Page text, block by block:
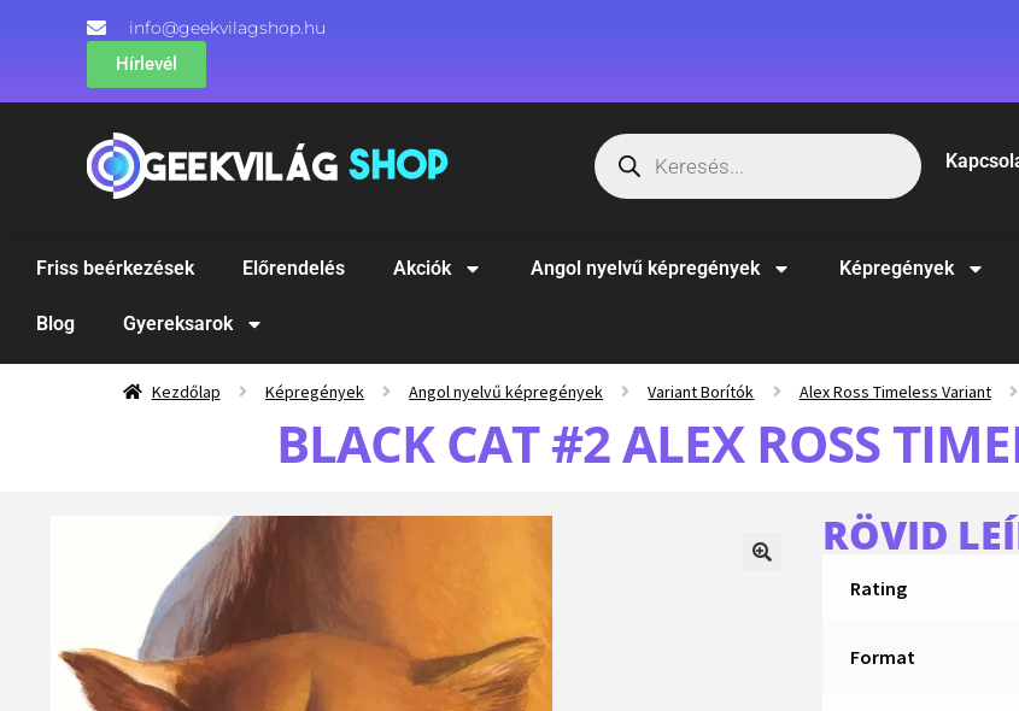
info@geekvilagshop.hu
Hírlevél
Friss beérkezések Előrendelés Akciók Angol nyelvű képregények Képregények
Blog Gyereksarok
Kezdőlap Képregények Angol nyelvű képregények Variant Borítók Alex Ross Timeless Variant
BLACK CAT #2 ALEX ROSS
RÖVID
Rating
Format